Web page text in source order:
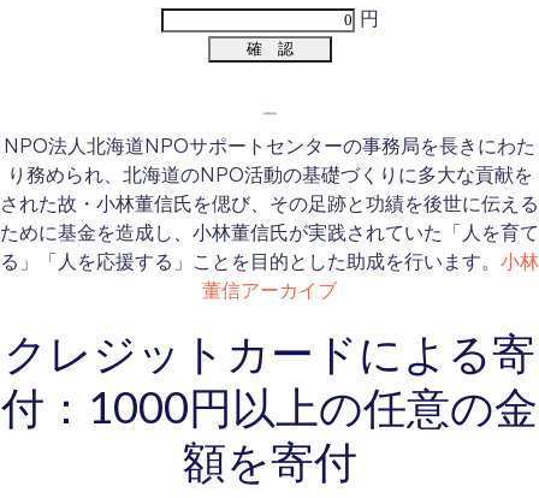
円
NPO法人北海道NPOサポートセンターの事務局を長きにわた
り務められ、北海道のNPO活動の基礎づくりに多大な貢献を
された故・小林董信氏を偲び、その足跡と功績を後世に伝える
ために基金を造成し、小林董信氏が実践されていた「人を育て
る」「人を応援する」ことを目的とした助成を行います。 小林
董信アーカイブ
クレジットカードによる寄
付：1000円以上の任意の金
額を寄付